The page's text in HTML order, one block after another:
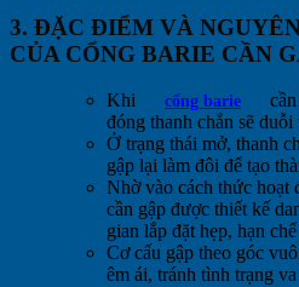
3. ĐẶC ĐIỂM VÀ
CỦA CỔNG BARIE CẦN
Khi cổng barie
đóng thanh chắn sẽ
Ở trạng thái mở, thanh
gập lại làm đôi để tạo
Nhờ vào cách thức hoạt
cần gập được thiết kế
gian lắp đặt hẹp, hạn
Cơ cấu gập theo góc
êm ái, tránh tình trạng